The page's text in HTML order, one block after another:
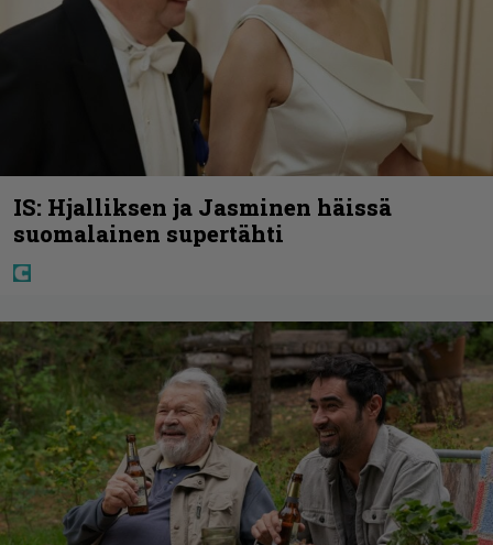
IS: Hjalliksen ja Jasminen häissä
suomalainen supertähti